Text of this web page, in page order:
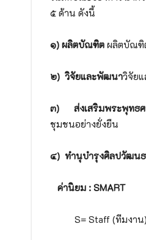
๕ ด้าน ดังนี้
๑) ผลิตบัณฑิต ผลิตบัณฑิ
๒) วิจัยและพัฒนาวิจัย
๓) ส่งเสริมพระพุทธศ
ชุมชนอย่างยั่งยืน
๔) ทำนุบำรุงศิลปวัฒน
ค่านิยม : SMART
S= Staff (ทีมงาน)